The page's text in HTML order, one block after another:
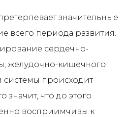
значительные
всего периода развития.
сердечно-
желудочно-кишечного
системы происходит
значит, что до этого
восприимчивы к